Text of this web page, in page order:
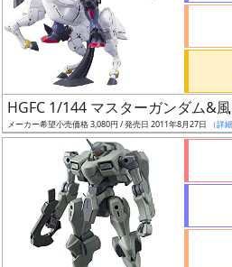
HGFC 1/144 マスターガンダム&
メーカー希望小売価格 3,080円 / 発売日 2011年8月27日 （詳